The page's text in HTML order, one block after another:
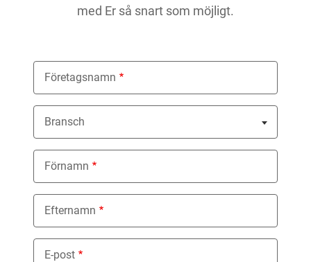
med Er så snart som möjligt.
Företagsnamn
Bransch
Nothing selected
Förnamn
Efternamn
E-post